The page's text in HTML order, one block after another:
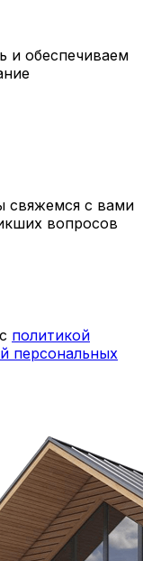
и обеспечиваем
свяжемся с вами
вопросов
политикой
персональных